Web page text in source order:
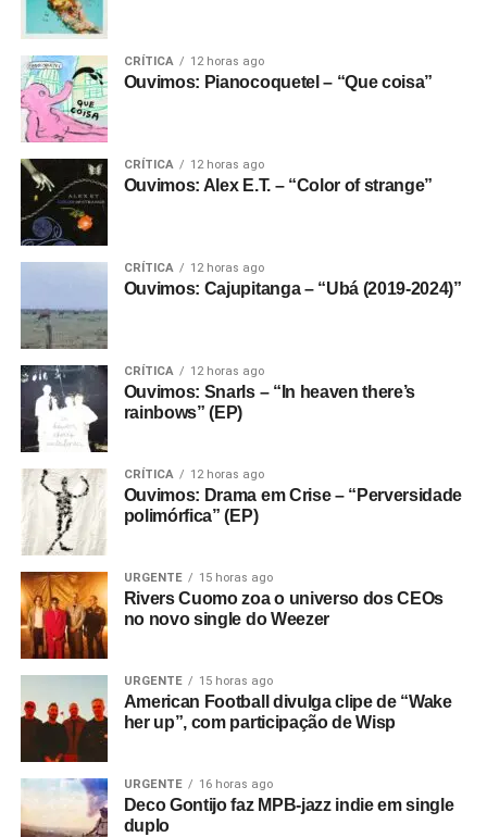
CRÍTICA 12 horas ago
Ouvimos: Pianocoquetel – “Que coisa”
CRÍTICA 12 horas ago
Ouvimos: Alex E.T. – “Color of strange”
CRÍTICA 12 horas ago
Ouvimos: Cajupitanga – “Ubá (2019-2024)”
CRÍTICA 12 horas ago
Ouvimos: Snarls – “In heaven there’s
rainbows” (EP)
CRÍTICA 12 horas ago
Ouvimos: Drama em Crise – “Perversidade
polimórfica” (EP)
URGENTE 15 horas ago
Rivers Cuomo zoa o universo dos CEOs
no novo single do Weezer
URGENTE 15 horas ago
American Football divulga clipe de “Wake
her up”, com participação de Wisp
URGENTE 16 horas ago
Deco Gontijo faz MPB-jazz indie em single
duplo